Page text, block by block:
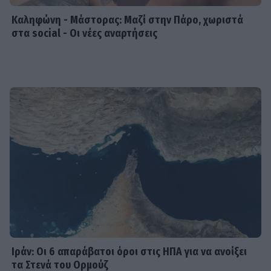
MEDIA
Δύο μαύρα πουκάμισα spoiler: Η
Βανέσα Αδαμοπούλου: «Η φήμη
χρειάζεται σιωπή»
Κρίνο και Αγκάθι Spoiler: Η νύφη-
δολοφόνος! Το νυφικό με το
κρυμμένο μαχαίρι και η αιματηρή
εκδίκηση
Καληφώνη - Μάστορας: Μαζί στην Πάρο, χωριστά
στα social - Οι νέες αναρτήσεις
Ιράν: Οι 6 απαράβατοι όροι στις ΗΠΑ για να ανοίξει
τα Στενά του Ορμούζ